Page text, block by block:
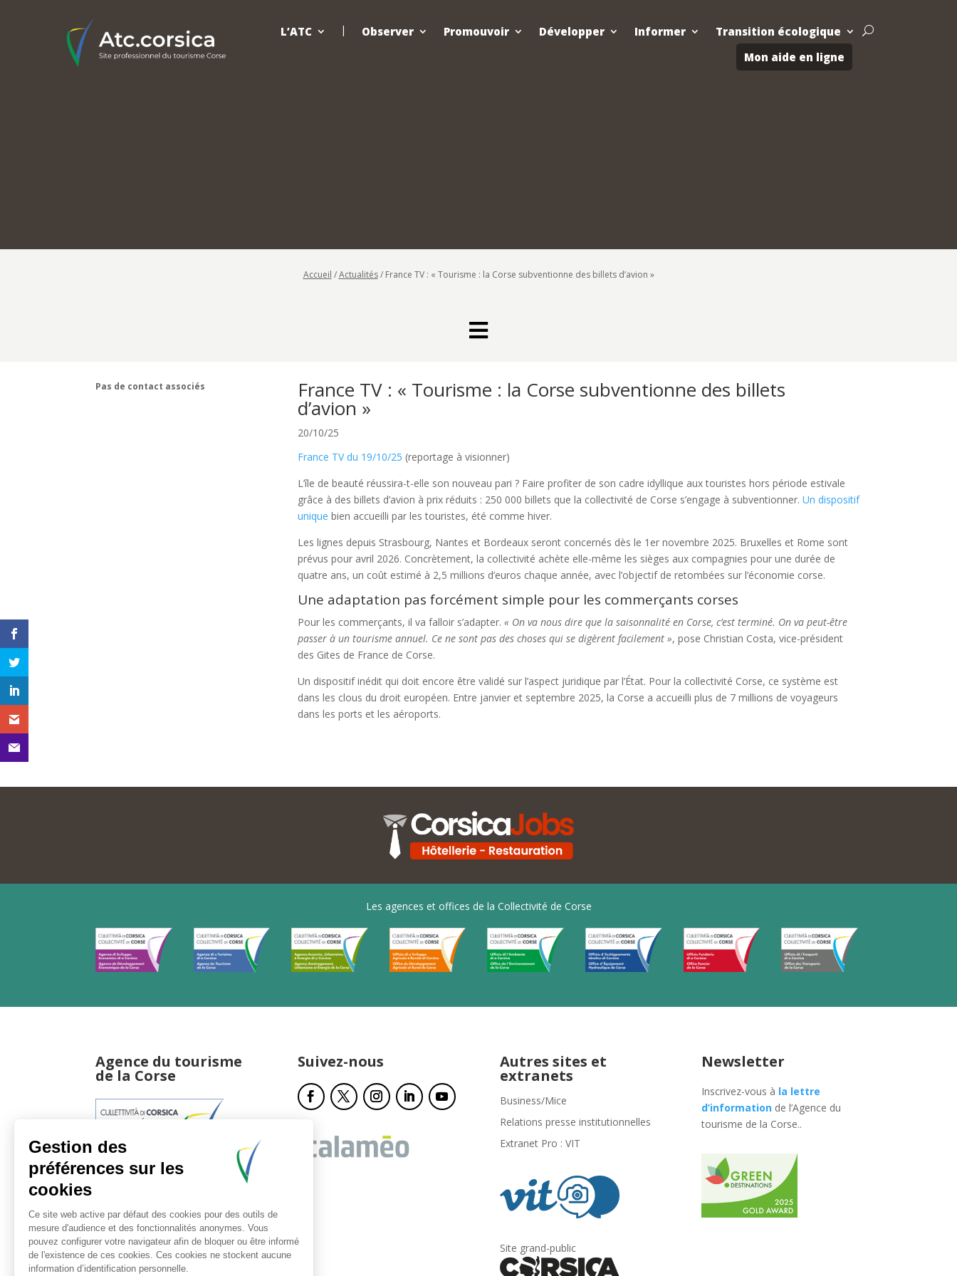
L’ATC Observer Promouvoir Développer Informer
Transition écologique
Mon aide en ligne
U
Accueil /Actualités/ France TV : « Tourisme : la Corse subventionne des billets d’avion »

Pas de contact associés France TV : « Tourisme : la Corse subventionne des billets
d’avion »
20/10/25
France TV du 19/10/25 (reportage à visionner)
L’île de beauté réussira-t-elle son nouveau pari ? Faire profiter de son cadre idyllique aux touristes hors période estivale
grâce à des billets d’avion à prix réduits : 250 000 billets que la collectivité de Corse s’engage à subventionner. Un dispositif
unique bien accueilli par les touristes, été comme hiver.
Les lignes depuis Strasbourg, Nantes et Bordeaux seront concernés dès le 1er novembre 2025. Bruxelles et Rome sont
prévus pour avril 2026. Concrètement, la collectivité achète elle-même les sièges aux compagnies pour une durée de
quatre ans, un coût estimé à 2,5 millions d’euros chaque année, avec l’objectif de retombées sur l’économie corse.
Une adaptation pas forcément simple pour les commerçants corses
Pour les commerçants, il va falloir s’adapter. « On va nous dire que la saisonnalité en Corse, c’est terminé. On va peut-être
passer à un tourisme annuel. Ce ne sont pas des choses qui se digèrent facilement », pose Christian Costa, vice-président
des Gites de France de Corse.
Un dispositif inédit qui doit encore être validé sur l’aspect juridique par l’État. Pour la collectivité Corse, ce système est
dans les clous du droit européen. Entre janvier et septembre 2025, la Corse a accueilli plus de 7 millions de voyageurs
dans les ports et les aéroports.
Les agences et offices de la Collectivité de Corse
Agence du tourisme
de la Corse
20181 Ajaccio Cedex 01
T : 04 95 51 77 77
Accueil et horaires
Suivez-nous Autres sites et
extranets
Business/Mice
Relations presse institutionnelles
Extranet Pro : VIT
Site grand-public
Newsletter
Inscrivez-vous à la lettre
d’information de l’Agence du
tourisme de la Corse..